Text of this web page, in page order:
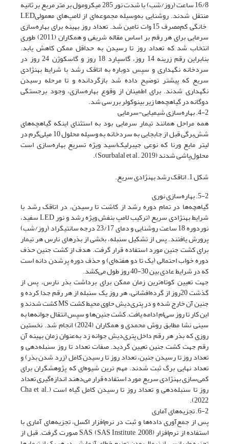
16/8 ساعت (روز/شب) با شدت نور 285 میکرومول بر متر مربع بر ثانیه
منتقل شدند. روشنایی به‌وسیله مجموعه‌ای از لامپ‌های معمولیLED
خانگی کم‌مصرف 15 وات تامین شد. تعداد روز بهینه برای بهاره‌سازی
سرمایی برای هر رقم بر اساس مقاله شریفی و همکاران (2011) طوری
انتخاب شد که تعداد روز تا رسیدن به حداقل ممکن کاهش یابد.
بنابراین رقم زرینه 14 روز، گاسپارد 18 روز و گاسکوژن 24 روز در
سردخانه نگهداری و سپس دوباره به اتاقک رشد با شرایط بهنژادی
سریع که پیشتر توضیح داده شد بازگردانده و تا مرحله رسیدن
نگهداری شدند. برای اطمینان از وقوع بهاره‌سازی، وجود برجستگی
دوگانه در گیاهچه‌ها زیر بینوکولر بررسی شد.
4-2. بهاره‌سازی شیمیایی-سرمایی
همه مراحل همانند تیمار سرمایی بود به استثنای اینکه گیاهچه‌های
شش‌برگی قبل از جابجایی به سردخانه به وسیله محلول 10 میلی‌گرم در
لیتر مایع ورنا که نوعی جیبرلیک‌اسید ویژه تسریع بهاره‌سازی است
محلول‌پاشی شدند (Sourbalal et al., 2019).
شکل 1. اتاقک رشد بهنژادی سریع.
5-2. بهاره‌سازی نوری
گیاهچه‌ها در تمام دوره رشد از کاشت تا رسیدن، در اتاقک رشد با
شرایط بهنژادی سریع (ترکیب لامپ بنفش ویژه رشد و نور LED سفید،
نوردوره 18 ساعت روشنایی و دمای 23/17 درجه سانتیگراد (روز/شب)
پرورش یافتند. پس از تشکیل سنبله، بخشی از بذرهای نارس هر تیمار
برای کشت جنین مورد استفاده قرار گرفت. هدف از کشت جنین حذف
دوره خواب احتمالی (یک تا دو هفته‌ای) و حذف دوره پرشدن دانه است
که در شرایط عادی بین 30-40 روز طول می‌کشد.
جهت تعیین کوتاه‌ترین زمان ممکن برای برداشت بذر نارس، پس از
گذشت 20روز از گرده‌افشانی، هر روز یک سنبله از هر رقم جدا کرده و
جنین آن خارج شده و در پتری‌دیش حاوی محیط کشت MS کشت شدند و
این کار تا روز سی‌ام ادامه یافت. کشت جنین‌ها و سپس انتقال جوانه‌ها به
سینی نشا مطابق روش محمدی و همکاران (2024) انجام شد. نخستین
روزی که بذر هر رقم داخل پتری‌دیش جوانه زد به‌عنوان زمان بهینه آن
رقم جهت کشت جنین تعیین گردید. صفات تعداد تا روز سنبله‌دهی و
تعداد روز تا رسیدن جنین، تعداد روز تا رسیدن کامل (زرد شدن بذر) و
تعداد نهایی برگ ثبت شدند. مهم ترین شیوه‌ای که پژوهشگران برای
کمی‌سازی بهنژادی سریع مورد استفاده قرار می‌دهند اندازه‌گیری تعداد
روز تا سنبله‌دهی و تعداد روز تا رسیدن کامل گیاه است (Cha et al.,
2022).
6-2. تجزیه‌های آماری
پس از جمع‌آوری داده‌ها و ثبت در نرم‌افزار اکسل، تجزیه‌های آماری با
استفاده از نرم‌افزار SAS (SAS Institute, 2008) صورت گرفت. قبل از